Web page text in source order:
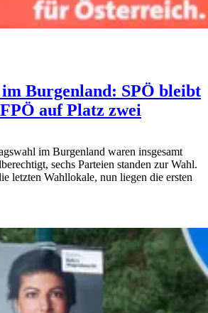
Burgenland: SPÖ bleibt
auf Platz zwei
im Burgenland waren insgesamt
sechs Parteien standen zur Wahl.
letzten Wahllokale, nun liegen die ersten